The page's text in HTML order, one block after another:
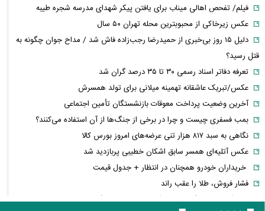
فیلم/ تفحص اهالی میناب برای یافتن پیکر شهدای مدرسه شجره طیبه
عکس زیرخاکی از محبوبترین محله تهران ۵۰ سال
دلیل ۱۵ روز بی‌خبری از حمیدرضا رجب‌زاده فاش شد / مداح جوان چگونه به
قتل رسید؟
تعرفه دفاتر اسناد رسمی ۳۰ تا ۳۵ درصد گران شد
عکس/تبریک عاشقانه تهمینه میلانی برای تولد همسرش
آخرین وضعیت پرداخت معوقات بازنشستگان تأمین اجتماعی
بمب فسفری چیست و چرا در برخی از جنگ‌ها از آن استفاده می‌کنند؟
نگاهی به سبد ۸۱۷ هزار تنی عرضه‌های امروز بورس کالا
عکس آتلیه‌ای همسر سابق اشکان خطیبی پربازدید شد
خریداران خودرو همچنان در انتظار + جدول قیمت
فشار فروش، طلا را عقب راند
۶ ویژگی سامسونگ که هیچ گوشی اندرویدی دیگری ندارد